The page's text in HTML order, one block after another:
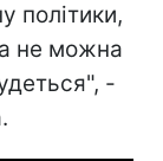
політики,
не можна
-